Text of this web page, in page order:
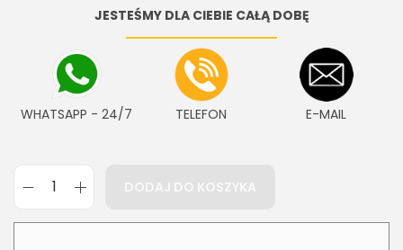
JESTEŚMY DLA CIEBIE CAŁĄ DOBĘ
WHATSAPP - 24/7 TELEFON E-MAIL